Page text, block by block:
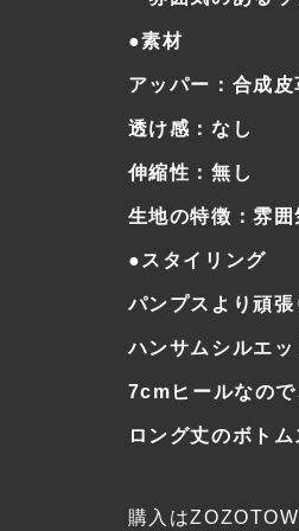
●素材
アッパー：合成皮
透け感：なし
伸縮性：無し
生地の特徴：雰
●スタイリング
パンプスより頑
ハンサムシルエ
7cmヒールなの
ロング丈のボト
購入は